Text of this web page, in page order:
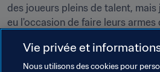
des joueurs pleins de talent,
eu l'occasion de faire leurs
année, l'Euro me paraît très
européens ne m'ont pas
Vie privée et
Nous utilisons des cookies pour